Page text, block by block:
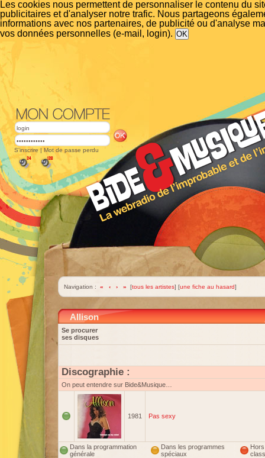
Les cookies nous permettent de personnaliser le contenu du
publicitaires et d'analyser notre trafic. Nous partageons
informations avec nos partenaires, de publicité ou d'analyse
vos données personnelles (e-mail, login).
S'inscrire | Mot de passe perdu
Navigation : « ‹ › » [tous les artistes] [une fiche au hasard]
Allison
Se procurer
ses disques
Discographie :
On peut entendre sur Bide&Musique…
1981 Pas sexy
Dans la programmation
générale
Dans les programmes
spéciaux
Hors